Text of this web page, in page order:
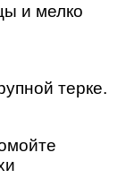
и мелко
терке.